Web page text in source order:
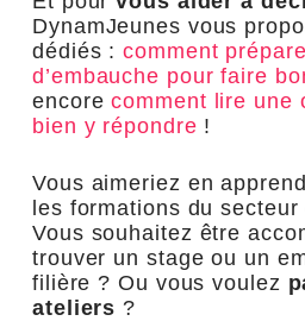
DynamJeunes vous
dédiés :comment
d’embauche pour faire
encorecomment lire une
bien y répondre !
Vous aimeriez en
les formations du secteur
Vous souhaitez être
trouver un stage ou un
filière ? Ou vous voulez
ateliers ?